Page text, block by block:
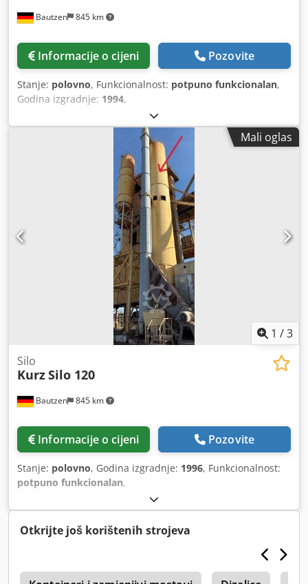
Bautzen 845 km
Informacije o cijeni Pozovite
Stanje: polovno, Funkcionalnost: potpuno funkcionalan,
Godina izgradnje: 1994,
Mali oglas
1 /3
Bautzen 845 km
Silo
KurzSilo 120
Informacije o cijeni Pozovite
Stanje: polovno, Godina izgradnje: 1996, Funkcionalnost:
potpuno funkcionalan,
Otkrijte još korištenih strojeva